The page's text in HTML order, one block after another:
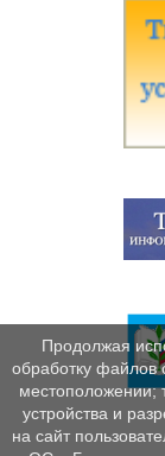
Продолжая
обработку файлов
местоположении;
устройства и
на сайт